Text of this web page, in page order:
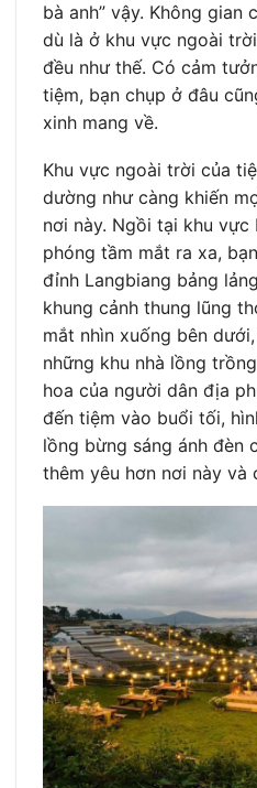
bà anh” vậy. Không gian
dù là ở khu vực ngoài
đều như thế. Có cảm
tiệm, bạn chụp ở đâu
xinh mang về.
Khu vực ngoài trời của
dường như càng khiến
nơi này. Ngồi tại khu
phóng tầm mắt ra xa,
đỉnh Langbiang bảng
khung cảnh thung lũng
mắt nhìn xuống bên
những khu nhà lồng
hoa của người dân địa
đến tiệm vào buổi tối,
lồng bừng sáng ánh đèn
thêm yêu hơn nơi này và